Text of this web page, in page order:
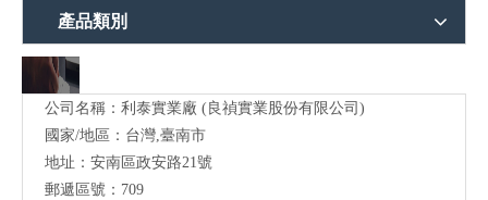
產品類別
公司名稱：利泰實業廠 (良禎實業股份有限公司)
國家/地區：台灣,臺南市
地址：安南區政安路21號
郵遞區號：709